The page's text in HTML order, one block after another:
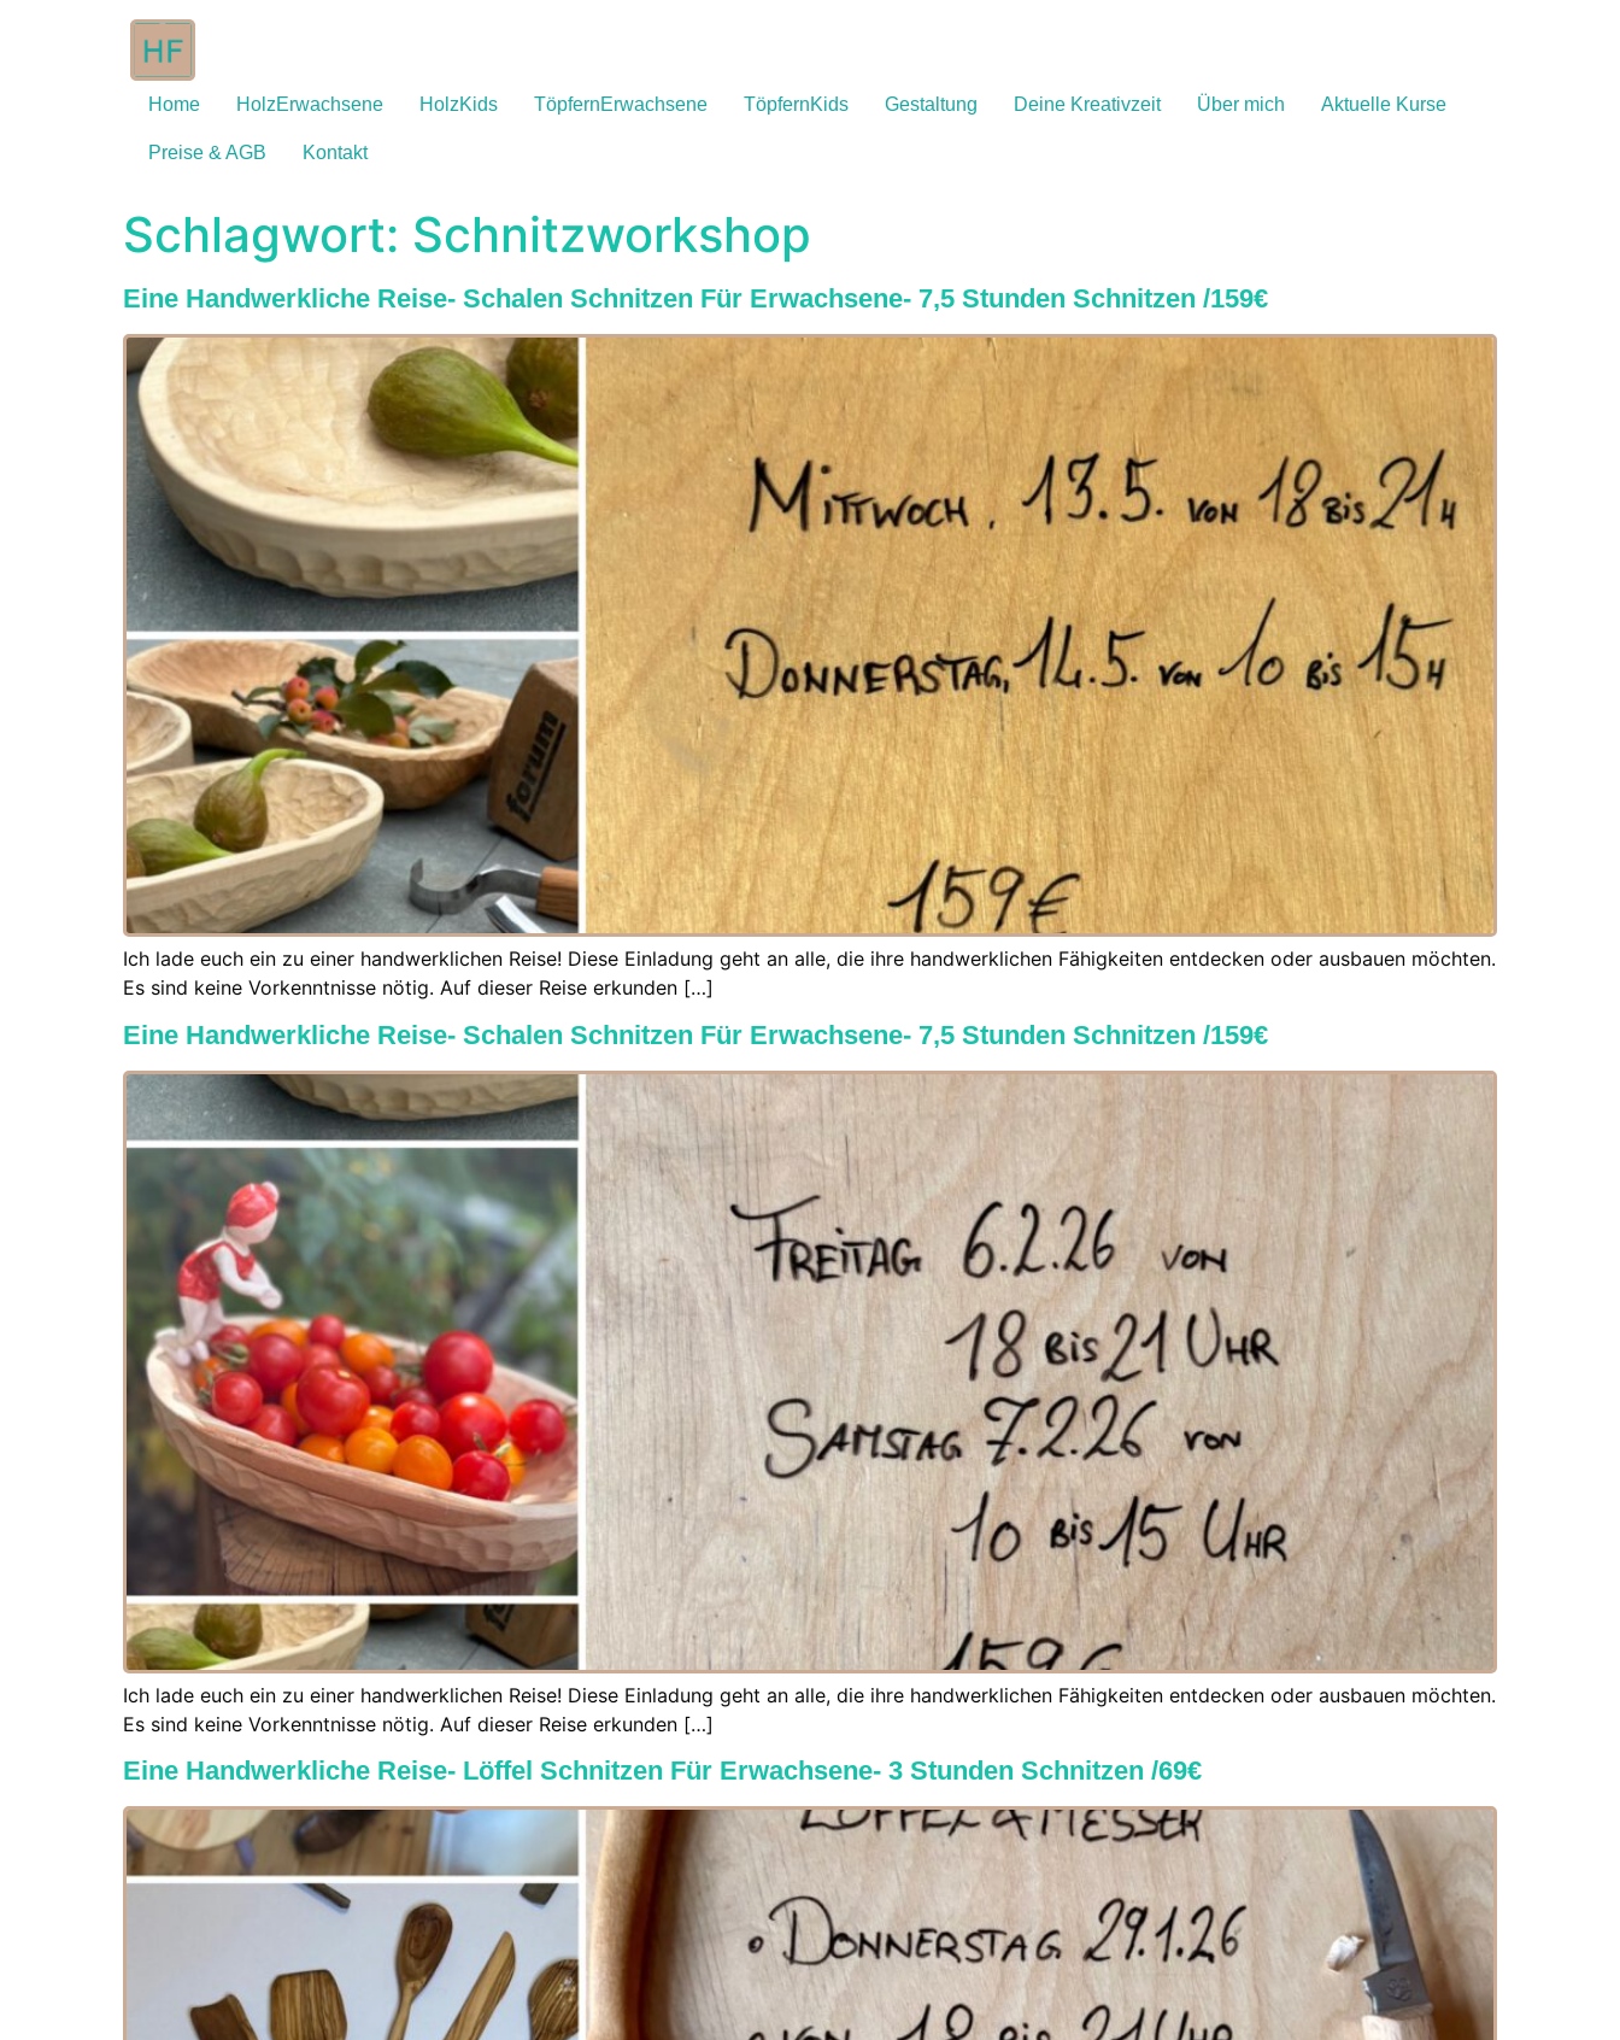
Home HolzErwachsene HolzKids TöpfernErwachsene TöpfernKids Gestaltung Deine Kreativzeit Über mich Aktuelle Kurse
Preise & AGB Kontakt
Schlagwort: Schnitzworkshop
Eine Handwerkliche Reise- Schalen Schnitzen Für Erwachsene- 7,5 Stunden Schnitzen /159€
Ich lade euch ein zu einer handwerklichen Reise! Diese Einladung geht an alle, die ihre handwerklichen Fähigkeiten entdecken oder ausbauen möchten.
Es sind keine Vorkenntnisse nötig. Auf dieser Reise erkunden […]
Eine Handwerkliche Reise- Schalen Schnitzen Für Erwachsene- 7,5 Stunden Schnitzen /159€
Ich lade euch ein zu einer handwerklichen Reise! Diese Einladung geht an alle, die ihre handwerklichen Fähigkeiten entdecken oder ausbauen möchten.
Es sind keine Vorkenntnisse nötig. Auf dieser Reise erkunden […]
Eine Handwerkliche Reise- Löffel Schnitzen Für Erwachsene- 3 Stunden Schnitzen /69€